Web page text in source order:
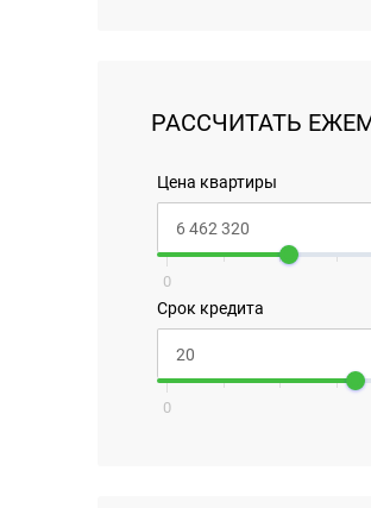
РАССЧИТАТЬ
Цена квартиры
0
Срок кредита
0